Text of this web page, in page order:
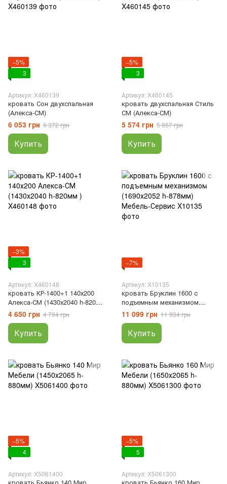
−5%
3
Артикул: X460139
кровать Сон двухспальная
(Алекса-СМ)
6 053 грн 6 372 грн
Купить
−5%
3
Артикул: X460145
кровать двухспальная Стиль
СМ (Алекса-СМ)
5 574 грн 5 867 грн
Купить
−3%
3
Артикул: X460148
кровать КР-1400+1 140х200
Алекса-СМ (1430х2040 h-820мм
)
4 650 грн 4 794 грн
Купить
−7%
Артикул: X10135
кровать Бруклин 1600 с
подъемным механизмом
(1690х2052 h-878мм) Мебель-
Сервис , Основа под матрас с
подъемником, 2052, 1690, 878
11 099 грн 11 934 грн
Купить
−5%
4
Артикул: X5061400
−5%
5
Артикул: X5061300